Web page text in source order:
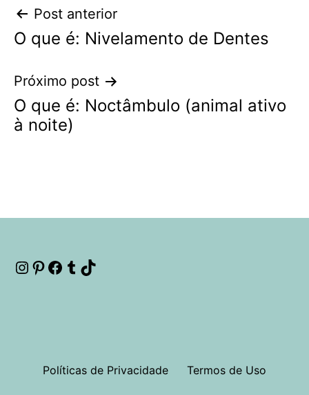
Navegação
de
Post
Post anterior
O que é: Nivelamento de Dentes
Próximo post
O que é: Noctâmbulo (animal ativo
à noite)
Instagram
Pinterest
Facebook
Tumblr
Políticas de Privacidade Termos de Uso